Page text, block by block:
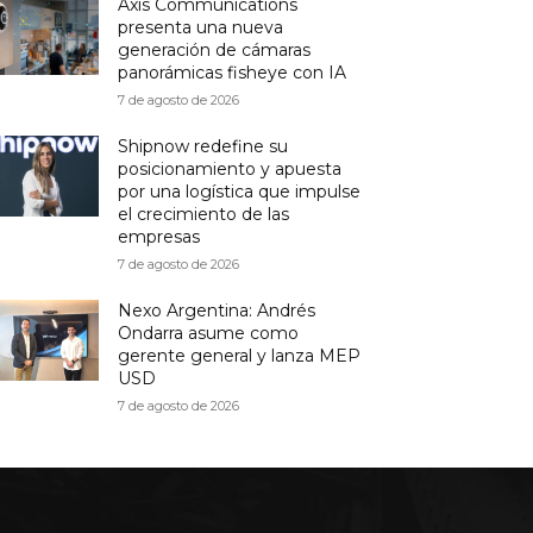
Axis Communications
presenta una nueva
generación de cámaras
panorámicas fisheye con IA
7 de agosto de 2026
Shipnow redefine su
posicionamiento y apuesta
por una logística que impulse
el crecimiento de las
empresas
7 de agosto de 2026
Nexo Argentina: Andrés
Ondarra asume como
gerente general y lanza MEP
USD
7 de agosto de 2026